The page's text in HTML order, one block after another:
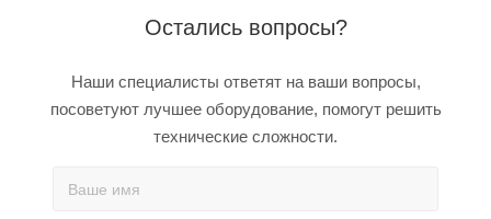
Остались вопросы?
Наши специалисты ответят на ваши вопросы,
посоветуют лучшее оборудование, помогут решить
технические сложности.